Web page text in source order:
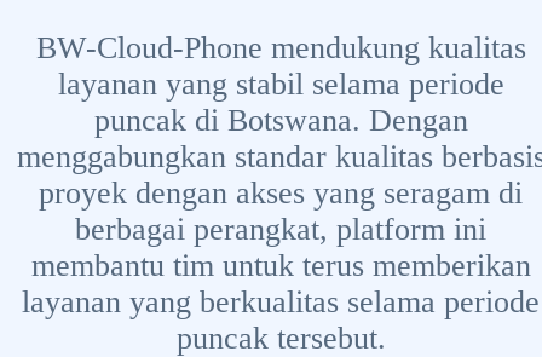
BW-Cloud-Phone mendukung kualitas
layanan yang stabil selama periode
puncak di Botswana. Dengan
menggabungkan standar kualitas
proyek dengan akses yang seragam di
berbagai perangkat, platform ini
membantu tim untuk terus memberikan
layanan yang berkualitas selama periode
puncak tersebut.